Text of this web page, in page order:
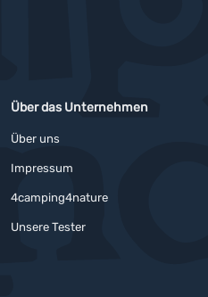
Über das Unternehmen
Über uns
Impressum
4camping4nature
Unsere Tester